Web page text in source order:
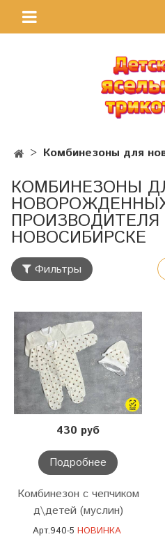
Комбинезоны для
КОМБИНЕЗОНЫ
ПРОИЗВОДИТЕЛЯ
НОВОСИБИРСКЕ
Фильтры
430 руб
Подробнее
Комбинезон с чепчиком
д\детей (муслин)
Арт.940-5 НОВИНКА